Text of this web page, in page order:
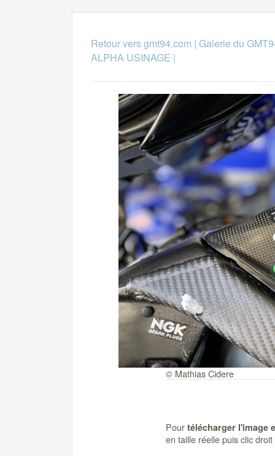
Retour vers gmt94.com | Galerie du
ALPHA USINAGE |
© Mathias Cidere
Pour télécharger l'image
en taille réelle puis clic